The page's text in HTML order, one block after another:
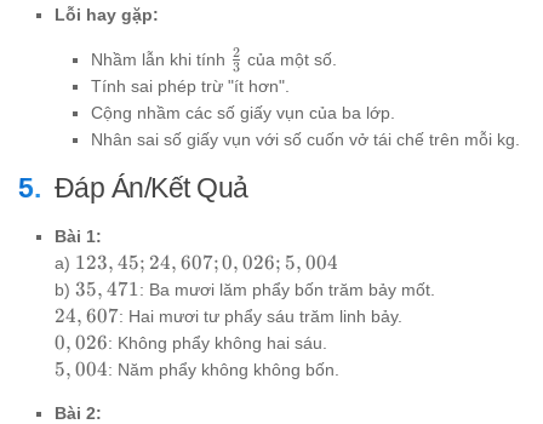
Lỗi hay gặp:
Nhầm lẫn khi tính \frac{2}
{3}
3
2 của một số.
Tính sai phép trừ "ít hơn".
Cộng nhầm các số giấy vụn của ba lớp.
Nhân sai số giấy vụn với số cuốn vở tái chế trên mỗi kg.
Đáp Án/Kết Quả
Bài 1:
a) 123,45;
24,607;
0,026;
5,004
123, 45; 24, 607;0, 026; 5, 004
b) 35,471
35, 471: Ba mươi lăm phẩy bốn trăm bảy mốt.
24,607
24, 607: Hai mươi tư phẩy sáu trăm linh bảy.
0,026
0, 026: Không phẩy không hai sáu.
5,004
5, 004: Năm phẩy không không bốn.
Bài 2: